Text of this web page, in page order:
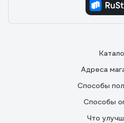
Адреса
Способы
Способы
Что